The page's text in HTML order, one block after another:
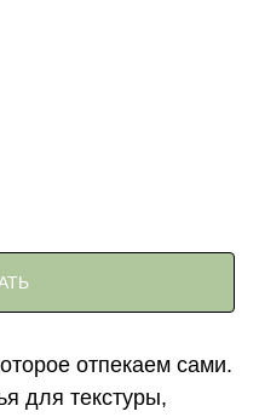
отпекаем сами.
для текстуры,